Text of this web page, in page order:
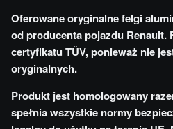
Oferowane oryginalne felgi
od producenta pojazdu Renault.
certyfikatu TÜV, ponieważ nie
oryginalnych.
Produkt jest homologowany
spełnia wszystkie normy